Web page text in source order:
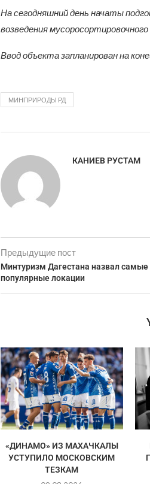
На сегодняшний день начаты
возведения мусоросортировочного
Ввод объекта запланирован на
МИНПРИРОДЫ РД
КАНИЕВ РУСТАМ
Предыдущие пост
Минтуризм Дагестана назвал самые
популярные локации
«ДИНАМО» ИЗ МАХАЧКАЛЫ
УСТУПИЛО МОСКОВСКИМ
ТЕЗКАМ